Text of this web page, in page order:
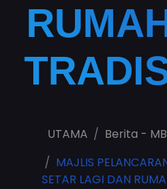
UTAMA Berita -
MAJLIS
SETAR LAGI DAN